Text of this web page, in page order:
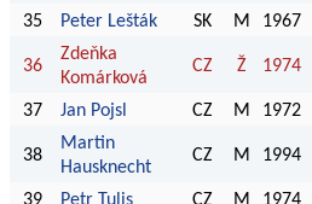
35 Peter Lešták SK M 1967
36
Zdeňka
Komárková
CZ Ž 1974
37 Jan Pojsl CZ M 1972
38
Martin
Hausknecht
CZ M 1994
39 Petr Tulis CZ M 1974